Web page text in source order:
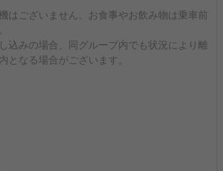
はございません。お食事やお飲み物は乗車前
込みの場合、同グループ内でも状況により離
となる場合がございます。